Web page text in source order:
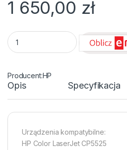
1 650,00 zł
Toner HP 650A CE272A Yellow
HP
Opis Specyfikacja
Urządzenia kompatybilne:
HP Color LaserJet CP5525